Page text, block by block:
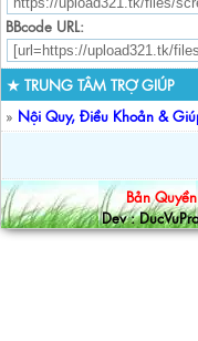
BBcode URL:
★ TRUNG TÂM TRỢ GIÚP
» Nội Quy, Điều Khoản &
Bản Quyền
Dev :